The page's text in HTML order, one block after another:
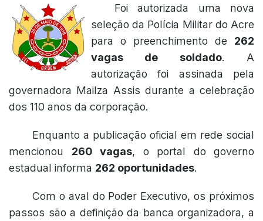
Foi autorizada uma nova
seleção da Polícia Militar do Acre
para o preenchimento de 262
vagas de soldado. A
autorização foi assinada pela
governadora Mailza Assis durante a celebração
dos 110 anos da corporação.
Enquanto a publicação oficial em rede social
mencionou 260 vagas, o portal do governo
estadual informa 262 oportunidades.
Com o aval do Poder Executivo, os próximos
passos são a definição da banca organizadora, a